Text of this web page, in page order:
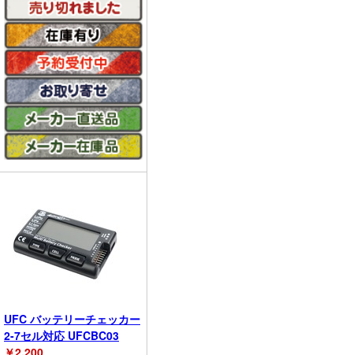
UFC バッテリーチェッカー
2-7セル対応 UFCBC03
￥2,200